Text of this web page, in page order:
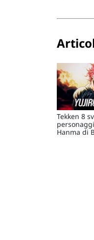
Tekken 8
Hanma di